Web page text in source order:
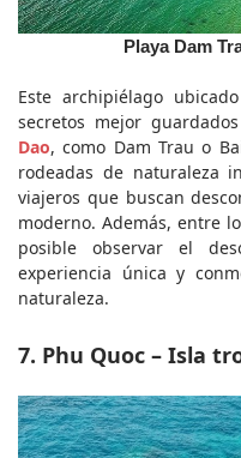
Playa Dam
Este archipiélago
secretos mejor
Dao, como Dam Trau o
rodeadas de naturaleza
viajeros que buscan
moderno. Además, entre
posible observar el
experiencia única y
naturaleza.
7. Phu Quoc – Isla